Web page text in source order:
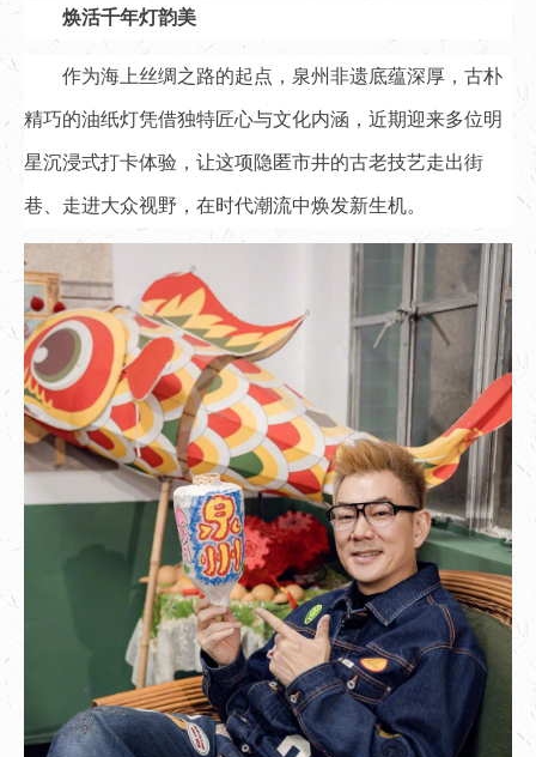
焕活千年灯韵美
作为海上丝绸之路的起点，泉州非遗底蕴深厚，古朴
精巧的油纸灯凭借独特匠心与文化内涵，近期迎来多位明
星沉浸式打卡体验，让这项隐匿市井的古老技艺走出街
巷、走进大众视野，在时代潮流中焕发新生机。